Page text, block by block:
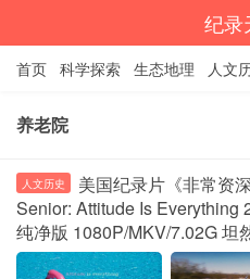
纪录
首页 科学探索 生态地理 人文
经典纪录
养老院
人文历史
美国纪录片《非常资
Senior: Attitude Is Everything
纯净版 1080P/MKV/7.02G 坦